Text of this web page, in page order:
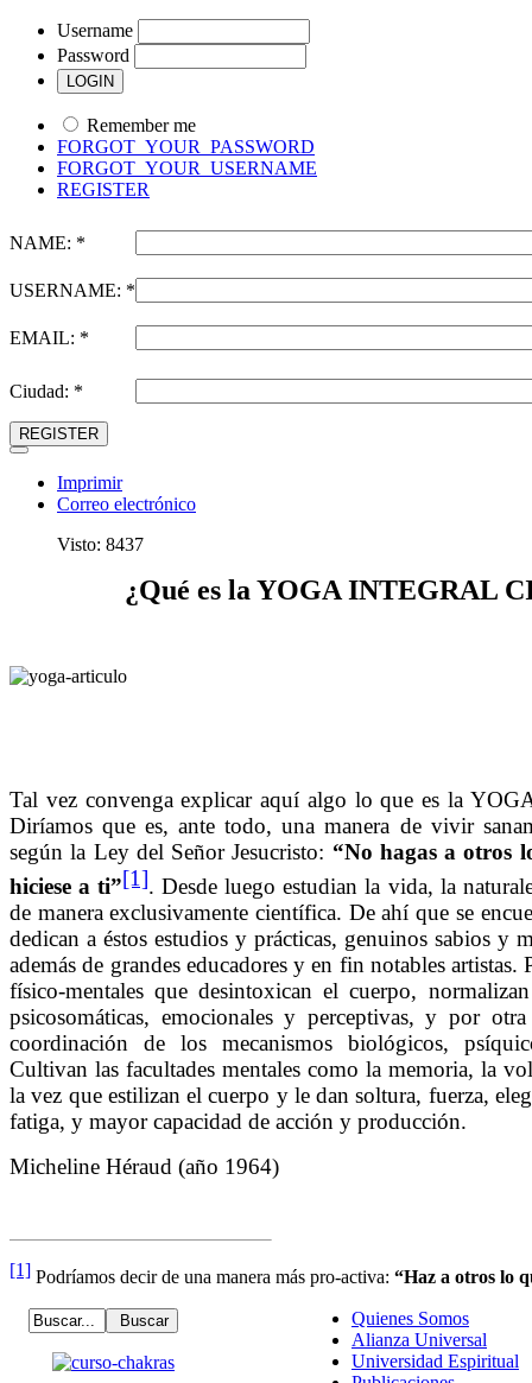
Username
Password
Remember me
FORGOT_YOUR_PASSWORD
FORGOT_YOUR_USERNAME
REGISTER
NAME: *
USERNAME: *
EMAIL: *
Ciudad: *
REGISTER
Imprimir
Correo electrónico
Visto: 8437
¿Qué es la YOGA INTEGRAL
Tal vez convenga explicar aquí algo lo que es la
Diríamos que es, ante todo, una manera de vivir
según la Ley del Señor Jesucristo: “No hagas a otros
hiciese a ti”[1]. Desde luego estudian la vida, la
de manera exclusivamente científica. De ahí que se
dedican a éstos estudios y prácticas, genuinos sabios y
además de grandes educadores y en fin notables artistas.
físico-mentales que desintoxican el cuerpo,
psicosomáticas, emocionales y perceptivas, y por
coordinación de los mecanismos biológicos,
Cultivan las facultades mentales como la memoria, la
la vez que estilizan el cuerpo y le dan soltura, fuerza,
fatiga, y mayor capacidad de acción y producción.
Micheline Héraud (año 1964)
[1] Podríamos decir de una manera más pro-activa: “Haz a otros lo
Quienes Somos
Alianza Universal
Universidad Espiritual